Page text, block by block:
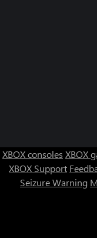
XBOX consoles XBOX
XBOX Support
Seizure Warning